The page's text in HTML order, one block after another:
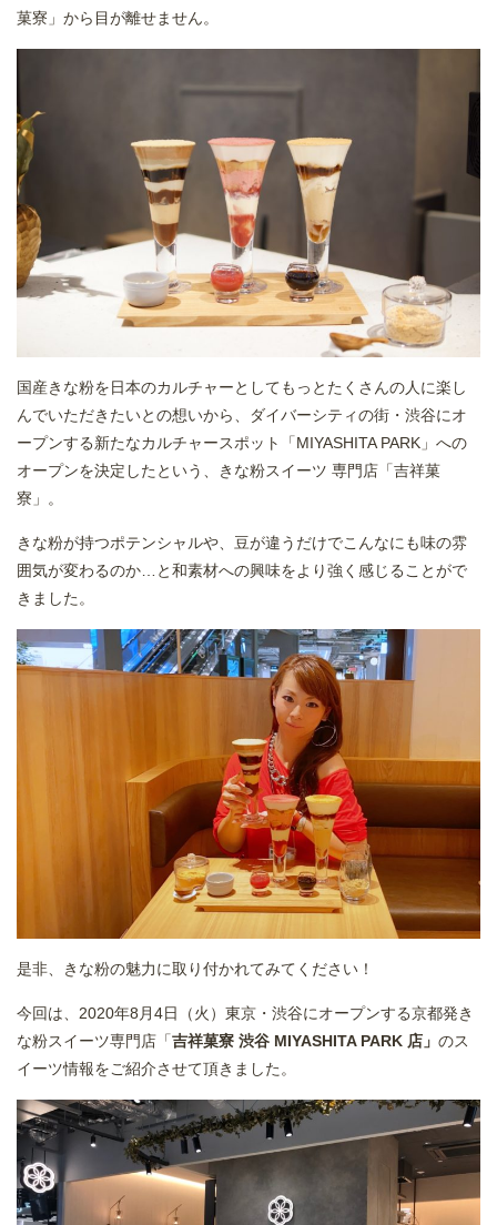
菓寮」から目が離せません。
国産きな粉を日本のカルチャーとしてもっとたくさんの人に楽し
んでいただきたいとの想いから、ダイバーシティの街・渋谷にオ
ープンする新たなカルチャースポット「MIYASHITA PARK」への
オープンを決定したという、きな粉スイーツ 専門店「吉祥菓
寮」。
きな粉が持つポテンシャルや、豆が違うだけでこんなにも味の雰
囲気が変わるのか…と和素材への興味をより強く感じることがで
きました。
是非、きな粉の魅力に取り付かれてみてください！
今回は、2020年8月4日（火）東京・渋谷にオープンする京都発き
な粉スイーツ専門店「吉祥菓寮 渋谷 MIYASHITA PARK 店」 のス
イーツ情報をご紹介させて頂きました。